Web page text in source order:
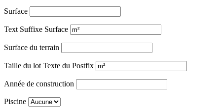
Surface
Text Suffixe Surface
Surface du terrain
Taille du lot Texte du Postfix
Année de construction
Piscine